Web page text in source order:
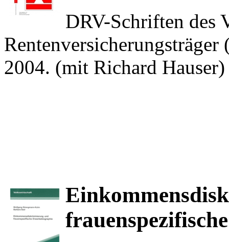
DRV-Schriften des
2004. (mit Richard